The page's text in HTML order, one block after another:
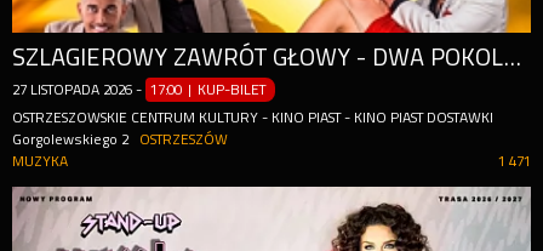
SZLAGIEROWY ZAWRÓT GŁOWY - DWA POKOLENIA | KONCERT ANDRZEJKOWY
27 LISTOPADA 2026 - 17:00 | KUP-BILET
OSTRZESZOWSKIE CENTRUM KULTURY - KINO PIAST - KINO PIAST DOSTAWKI
Gorgolewskiego 2
OSTRZESZÓW
1 471
MUZYKA